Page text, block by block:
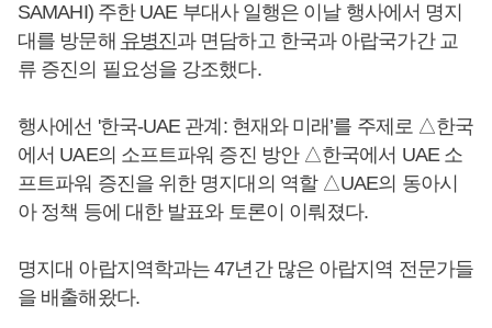
SAMAHI) 주한 UAE 부대사 일행은 이날 행사에서 명지
대를 방문해 유병진과 면담하고 한국과 아랍국가간 교
류 증진의 필요성을 강조했다.
행사에선 '한국-UAE 관계: 현재와 미래’를 주제로 △한국
에서 UAE의 소프트파워 증진 방안 △한국에서 UAE 소
프트파워 증진을 위한 명지대의 역할 △UAE의 동아시
아 정책 등에 대한 발표와 토론이 이뤄졌다.
명지대 아랍지역학과는 47년간 많은 아랍지역 전문가들
을 배출해왔다.